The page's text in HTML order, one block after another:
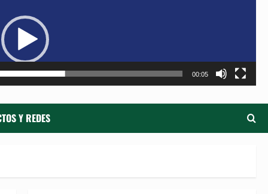
00:05
Y REDES